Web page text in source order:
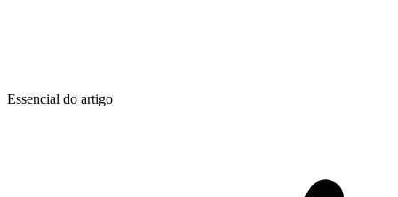
Essencial do artigo